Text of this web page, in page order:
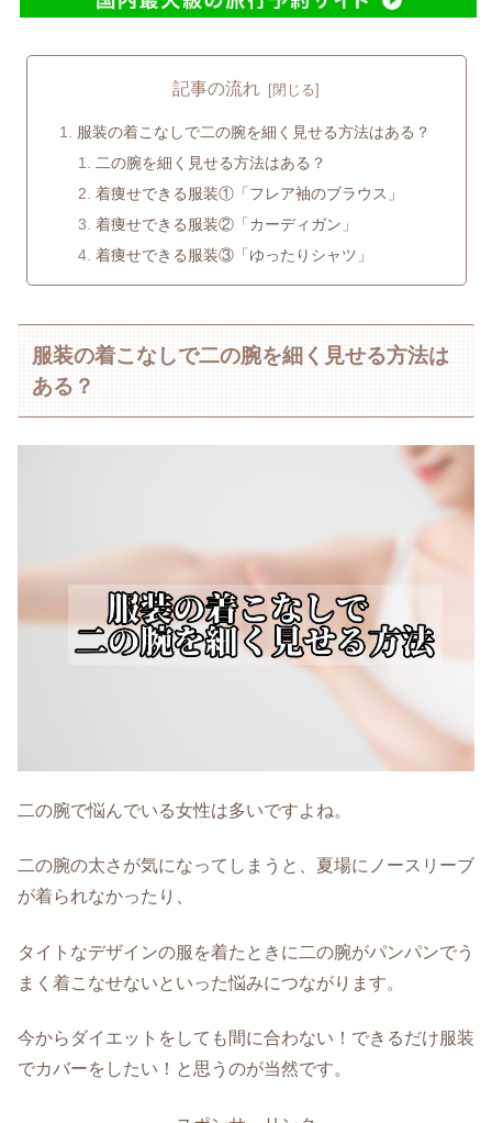
記事の流れ
服装の着こなしで二の腕を細く見せる方法はある？
二の腕を細く見せる方法はある？
着痩せできる服装①「フレア袖のブラウス」
着痩せできる服装②「カーディガン」
着痩せできる服装③「ゆったりシャツ」
服装の着こなしで二の腕を細く見せる方法は
ある？
二の腕で悩んでいる女性は多いですよね。
二の腕の太さが気になってしまうと、夏場にノースリーブ
が着られなかったり、
タイトなデザインの服を着たときに二の腕がパンパンでう
まく着こなせないといった悩みにつながります。
今からダイエットをしても間に合わない！できるだけ服装
でカバーをしたい！と思うのが当然です。